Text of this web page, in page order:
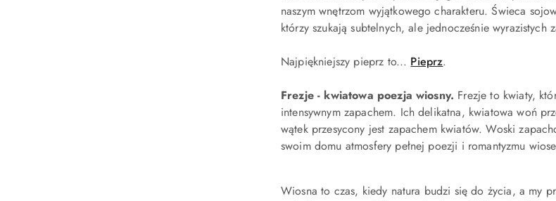
naszym wnętrzom wyjątkowego charakteru. Świeca
którzy szukają subtelnych, ale jednocześnie wyrazistych
Najpiękniejszy pieprz to... Pieprz.
Frezje - kwiatowa poezja wiosny. Frezje to kwiaty,
intensywnym zapachem. Ich delikatna, kwiatowa woń
wątek przesycony jest zapachem kwiatów. Woski
swoim domu atmosfery pełnej poezji i romantyzmu
Wiosna to czas, kiedy natura budzi się do życia, a my